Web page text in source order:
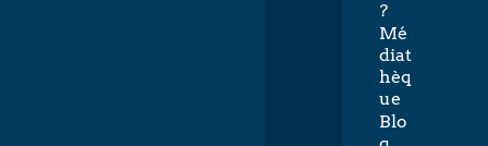
?
Mé
diat
hèq
ue
Blo